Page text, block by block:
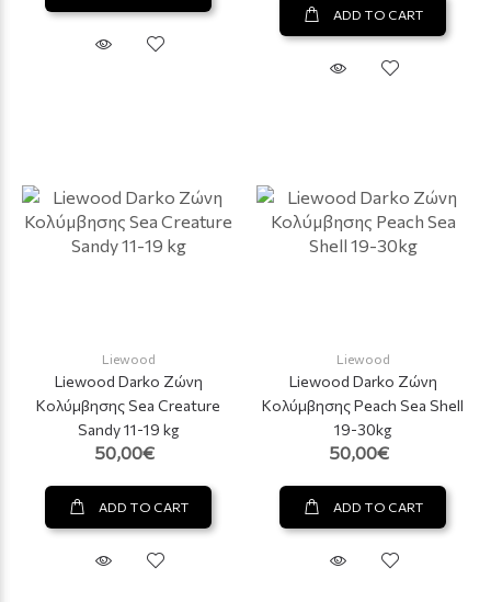
ADD TO CART
Liewood
Liewood Darko Ζώνη
Κολύμβησης Sea Creature
Sandy 11-19 kg
50,00€
ADD TO CART
Liewood
Liewood Darko Ζώνη
Κολύμβησης Peach Sea Shell
19-30kg
50,00€
ADD TO CART